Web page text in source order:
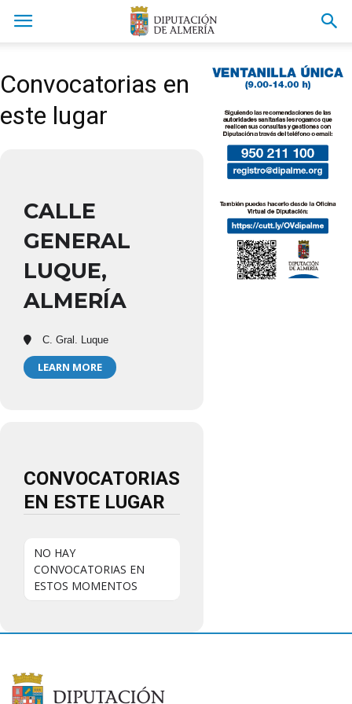
Convocatorias en
este lugar
CALLE
GENERAL
LUQUE,
ALMERÍA
C. Gral. Luque
LEARN MORE
CONVOCATORIAS
EN ESTE LUGAR
NO HAY
CONVOCATORIAS EN
ESTOS MOMENTOS